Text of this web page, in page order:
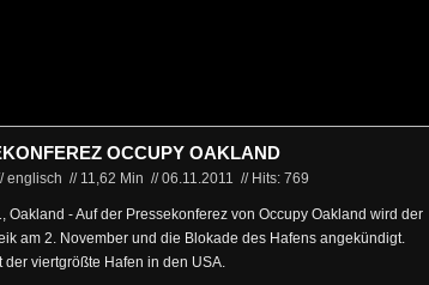
OCCUPY OAKLAND
englisch // 11,62 Min //06.11.2011 // Hits: 769
Oakland - Auf der Pressekonferez von Occupy Oakland wird der
am 2. November und die Blokade des Hafens angekündigt.
der viertgrößte Hafen in den USA.